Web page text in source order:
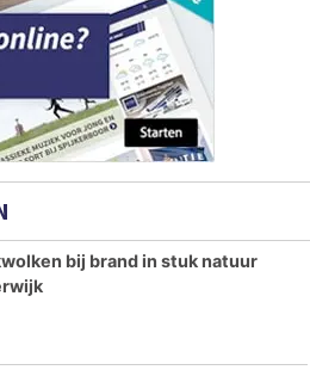
bij brand in stuk natuur